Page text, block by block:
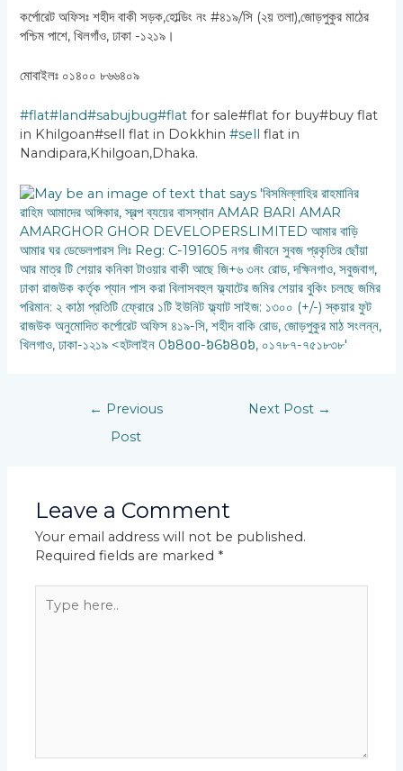
কর্পোরেট অফিসঃ শহীদ বাকী সড়ক,হোল্ডিং নং #৪১৯/সি (২য় তলা),জোড়পুকুর মাঠের
পশ্চিম পাশে, খিলগাঁও, ঢাকা -১২১৯।
মোবাইলঃ ০১৪০০ ৮৬৬৪০৯
#flat#land#sabujbug#flat for sale#flat for buy#buy flat
in Khilgoan#sell flat in Dokkhin#sell flat in
Nandipara,Khilgoan,Dhaka.
← Previous
Post
Next Post →
Leave a Comment
Your email address will not be published.
Required fields are marked *
here..